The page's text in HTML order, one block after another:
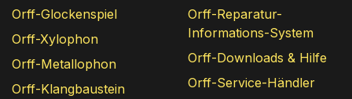
Orff-Glockenspiel
Orff-Xylophon
Orff-Metallophon
Orff-Klangbaustein
Orff-Reparatur-
Informations-System
Orff-Downloads & Hilfe
Orff-Service-Händler